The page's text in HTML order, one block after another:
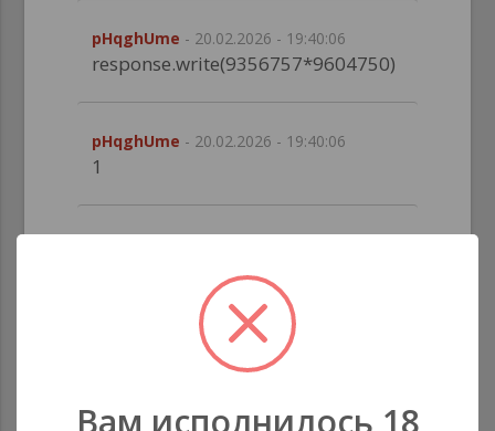
pHqghUme - 20.02.2026 - 19:40:06
response.write(9356757*9604750)
pHqghUme - 20.02.2026 - 19:40:06
1
- 20.02.2026 - 19:40:06
ihsev0ez: blo3i5gs
Вам исполнилось 18